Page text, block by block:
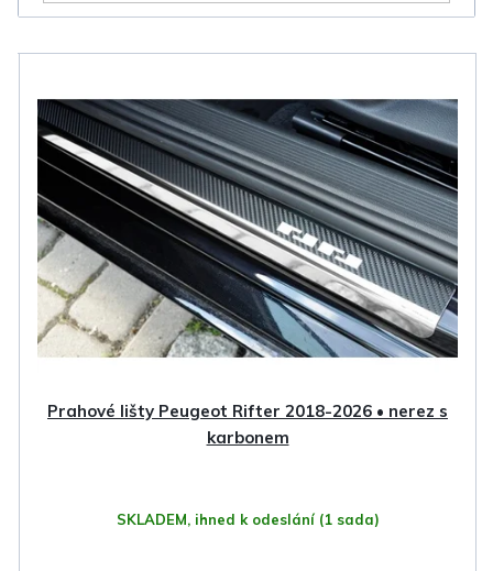
Prahové lišty Peugeot Rifter 2018-2026 • nerez s
karbonem
SKLADEM, ihned k odeslání (1 sada)